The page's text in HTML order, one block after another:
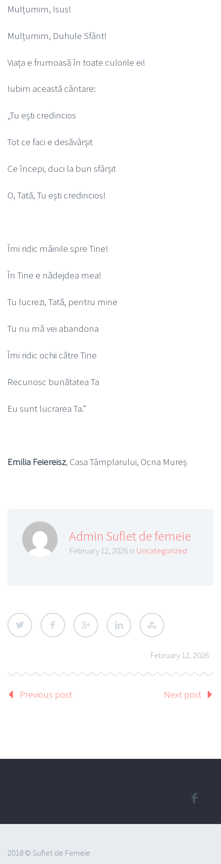
Mulțumim, Isus!
Mulțumim, Duhule Sfânt!
Viața e frumoasă în toate culorile ei!
Iubim această cântare:
„Tu ești credincios
Tot ce faci e desăvârșit
Ce începi, duci la bun sfârșit
O, Tată, Tu ești credincios!
Îmi ridic mâinile spre Tine!
În Tine e nădejdea mea!
Tu lucrezi, Tată, pentru mine
Tu nu mă vei abandona
Îmi ridic ochii către Tine
Recunosc bunătatea Ta
Eu sunt lucrarea Ta.”
Emilia Feiereisz, Casa Tâmplarului, Ocna Mureș
Admin Suflet de femeie
February 12, 2026 in Uncategorized
February 12, 2026
Previous post Next post
2018 © Suflet de Femeie